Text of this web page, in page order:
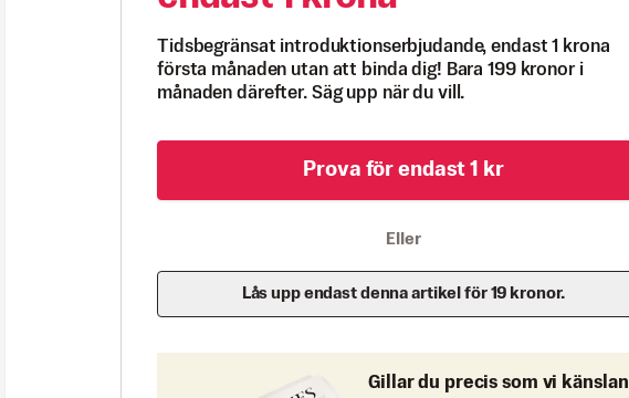
Tidsbegränsat introduktionserbjudande, endast 1 krona
första månaden utan att binda dig! Bara 199 kronor i
månaden därefter. Säg upp när du vill.
Prova för endast 1 kr
Eller
Lås upp endast denna artikel för 19 kronor.
Gillar du precis som vi känslan